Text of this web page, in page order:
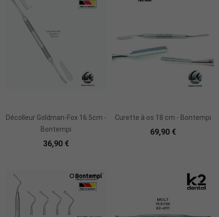
Décolleur Goldman-Fox 16.5cm -
Bontempi
36,90 €
Curette à os 18 cm - Bontempi
69,90 €